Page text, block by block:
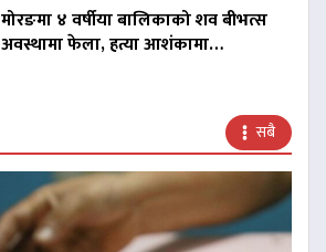
मोरङमा ४ वर्षीया बालिकाको शव बीभत्स
अवस्थामा फेला, हत्या आशंकामा…
सबै